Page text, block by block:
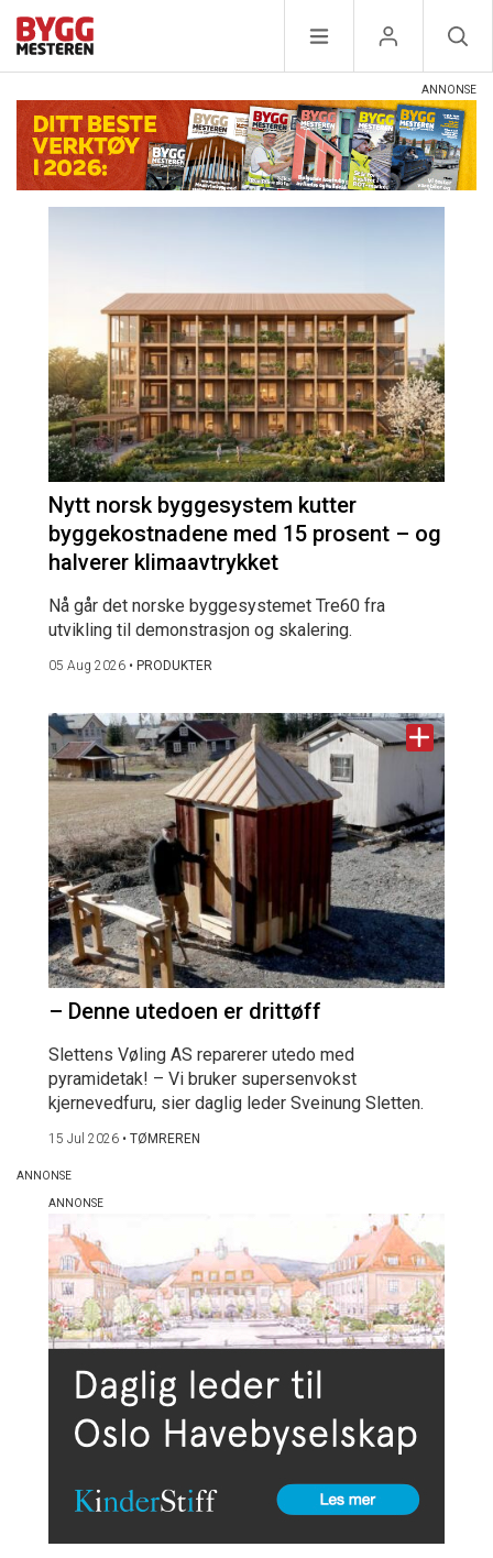
Nytt norsk byggesystem kutter
byggekostnadene med 15 prosent – og
halverer klimaavtrykket
Nå går det norske byggesystemet Tre60 fra
utvikling til demonstrasjon og skalering.
05 Aug 2026 • PRODUKTER
– Denne utedoen er drittøff
Slettens Vøling AS reparerer utedo med
pyramidetak! – Vi bruker supersenvokst
kjernevedfuru, sier daglig leder Sveinung Sletten.
15 Jul 2026 • TØMREREN